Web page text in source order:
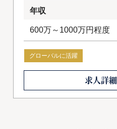
ます。国内にとどまら
に取り組み、グループ
長戦略を描いています
年収
600万～1000万円程度
グローバルに活躍
求人詳